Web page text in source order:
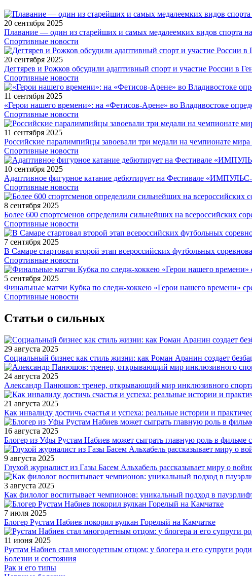
20 сентября 2025
Плавание — один из старейших и самых медалеемких видов спорта
Спортивные новости
20 сентября 2025
Дегтярев и Рожков обсудили адаптивный спорт и участие России в
Спортивные новости
11 сентября 2025
«Герои нашего времени»: на «Фетисов-Арене» во Владивостоке
Спортивные новости
11 сентября 2025
Российские паралимпийцы завоевали три медали на чемпионате
Спортивные новости
10 сентября 2025
Адаптивное фигурное катание дебютирует на Фестивале
Спортивные новости
8 сентября 2025
Более 600 спортсменов определили сильнейших на всероссийских
Спортивные новости
7 сентября 2025
В Самаре стартовал второй этап всероссийских футбольных
Спортивные новости
5 сентября 2025
Финальные матчи Кубка по следж-хоккею «Герои нашего времени»
Спортивные новости
Статьи о сильных
29 августа 2025
Социальный бизнес как стиль жизни: как Роман Аранин создает
24 августа 2025
Александр Панюшов: тренер, открывающий мир инклюзивного
21 августа 2025
Как инвалиду достичь счастья и успеха: реальные истории и
16 августа 2025
Блогер из Уфы Рустам Набиев может сыграть главную роль в фильме
9 августа 2025
Глухой журналист из Газы Басем Альхабель рассказывает миру о
3 августа 2025
Как филолог воспитывает чемпионов: уникальный подход в
7 июля 2025
Блогер Рустам Набиев покорил вулкан Горелый на Камчатке
11 июня 2025
Рустам Набиев стал многодетным отцом: у блогера и его супруги
Болезни и состояния
Рак и его типы